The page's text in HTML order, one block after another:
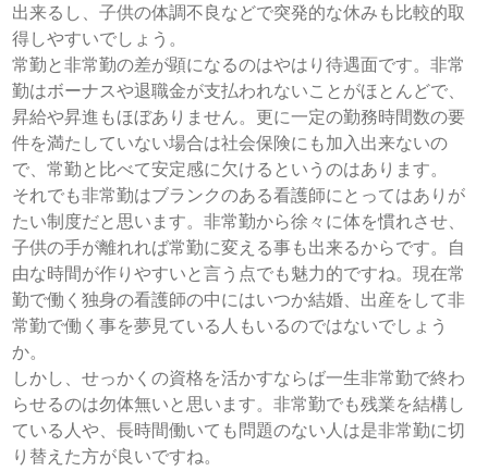
出来るし、子供の体調不良などで突発的な休みも比較的取
得しやすいでしょう。
常勤と非常勤の差が顕になるのはやはり待遇面です。非常
勤はボーナスや退職金が支払われないことがほとんどで、
昇給や昇進もほぼありません。更に一定の勤務時間数の要
件を満たしていない場合は社会保険にも加入出来ないの
で、常勤と比べて安定感に欠けるというのはあります。
それでも非常勤はブランクのある看護師にとってはありが
たい制度だと思います。非常勤から徐々に体を慣れさせ、
子供の手が離れれば常勤に変える事も出来るからです。自
由な時間が作りやすいと言う点でも魅力的ですね。現在常
勤で働く独身の看護師の中にはいつか結婚、出産をして非
常勤で働く事を夢見ている人もいるのではないでしょう
か。
しかし、せっかくの資格を活かすならば一生非常勤で終わ
らせるのは勿体無いと思います。非常勤でも残業を結構し
ている人や、長時間働いても問題のない人は是非常勤に切
り替えた方が良いですね。